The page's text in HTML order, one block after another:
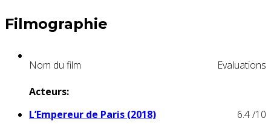
Filmographie
Nom du film
Evaluations
Acteurs:
L’Empereur de Paris (2018)
6.4/10